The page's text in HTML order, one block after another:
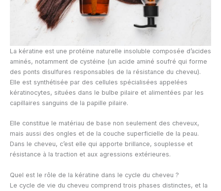
La kératine est une protéine naturelle insoluble composée d’acides
aminés, notamment de cystéine (un acide aminé soufré qui forme
des ponts disulfures responsables de la résistance du cheveu).
Elle est synthétisée par des cellules spécialisées appelées
kératinocytes, situées dans le bulbe pilaire et alimentées par les
capillaires sanguins de la papille pilaire.
Elle constitue le matériau de base non seulement des cheveux,
mais aussi des ongles et de la couche superficielle de la peau.
Dans le cheveu, c’est elle qui apporte brillance, souplesse et
résistance à la traction et aux agressions extérieures.
Quel est le rôle de la kératine dans le cycle du cheveu ?
Le cycle de vie du cheveu comprend trois phases distinctes, et la